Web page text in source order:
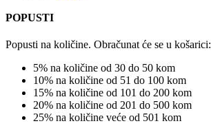
POPUSTI
Popusti na količine. Obračunat će se u košarici:
5% na količine od 30 do 50 kom
10% na količine od 51 do 100 kom
15% na količine od 101 do 200 kom
20% na količine od 201 do 500 kom
25% na količine veće od 501 kom